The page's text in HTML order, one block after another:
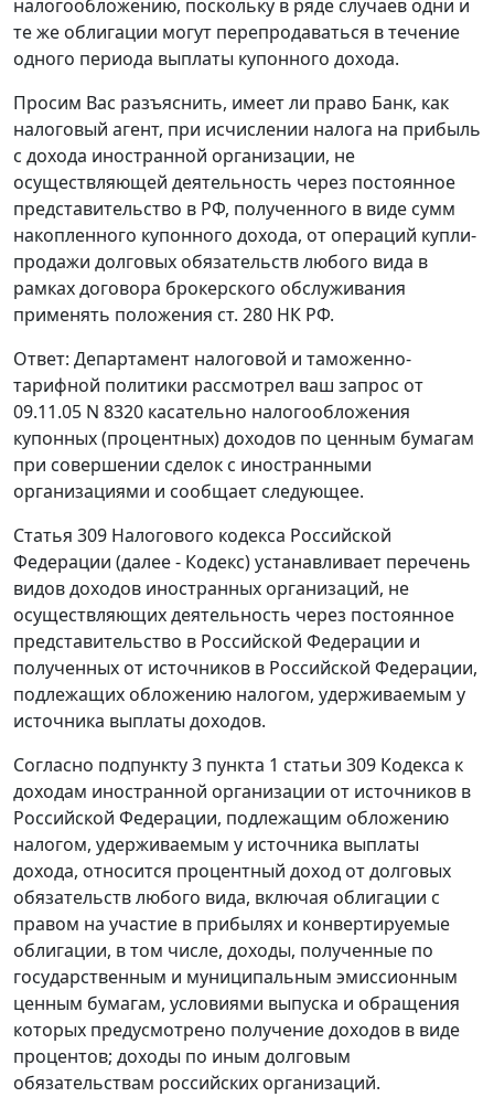
налогообложению, поскольку в ряде случаев одни и
те же облигации могут перепродаваться в течение
одного периода выплаты купонного дохода.
Просим Вас разъяснить, имеет ли право Банк, как
налоговый агент, при исчислении налога на прибыль
с дохода иностранной организации, не
осуществляющей деятельность через постоянное
представительство в РФ, полученного в виде сумм
накопленного купонного дохода, от операций купли-
продажи долговых обязательств любого вида в
рамках договора брокерского обслуживания
применять положения ст. 280 НК РФ.
Ответ: Департамент налоговой и таможенно-
тарифной политики рассмотрел ваш запрос от
09.11.05 N 8320 касательно налогообложения
купонных (процентных) доходов по ценным бумагам
при совершении сделок с иностранными
организациями и сообщает следующее.
Статья 309 Налогового кодекса Российской
Федерации (далее - Кодекс) устанавливает перечень
видов доходов иностранных организаций, не
осуществляющих деятельность через постоянное
представительство в Российской Федерации и
полученных от источников в Российской Федерации,
подлежащих обложению налогом, удерживаемым у
источника выплаты доходов.
Согласно подпункту 3 пункта 1 статьи 309 Кодекса к
доходам иностранной организации от источников в
Российской Федерации, подлежащим обложению
налогом, удерживаемым у источника выплаты
дохода, относится процентный доход от долговых
обязательств любого вида, включая облигации с
правом на участие в прибылях и конвертируемые
облигации, в том числе, доходы, полученные по
государственным и муниципальным эмиссионным
ценным бумагам, условиями выпуска и обращения
которых предусмотрено получение доходов в виде
процентов; доходы по иным долговым
обязательствам российских организаций.